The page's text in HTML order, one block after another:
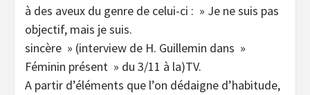
à des aveux du genre de celui-ci : » Je ne suis pas
objectif, mais je suis.
sincère » (interview de H. Guillemin dans »
Féminin présent » du 3/11 à la)TV.
A partir d’éléments que l’on dédaigne d’habitude,